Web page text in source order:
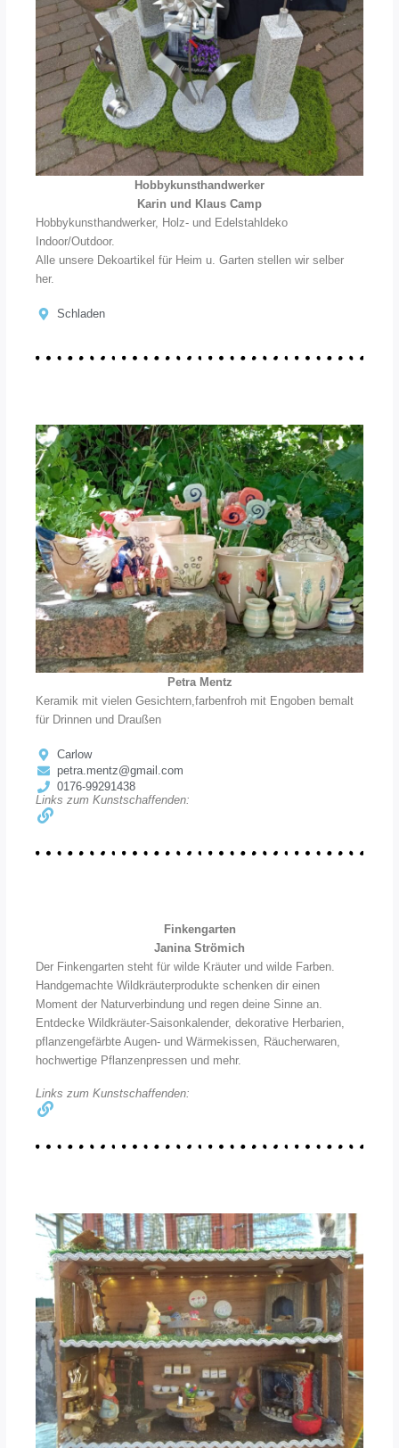
Hobbykunsthandwerker
Karin und Klaus Camp
Hobbykunsthandwerker, Holz- und Edelstahldeko
Indoor/Outdoor.
Alle unsere Dekoartikel für Heim u. Garten stellen wir selber
her.
Schladen
Petra Mentz
Keramik mit vielen Gesichtern,farbenfroh mit Engoben bemalt
für Drinnen und Draußen
Carlow
petra.mentz@gmail.com
0176-99291438
Links zum Kunstschaffenden:
Finkengarten
Janina Strömich
Der Finkengarten steht für wilde Kräuter und wilde Farben.
Handgemachte Wildkräuterprodukte schenken dir einen
Moment der Naturverbindung und regen deine Sinne an.
Entdecke Wildkräuter-Saisonkalender, dekorative Herbarien,
pflanzengefärbte Augen- und Wärmekissen, Räucherwaren,
hochwertige Pflanzenpressen und mehr.
Links zum Kunstschaffenden: